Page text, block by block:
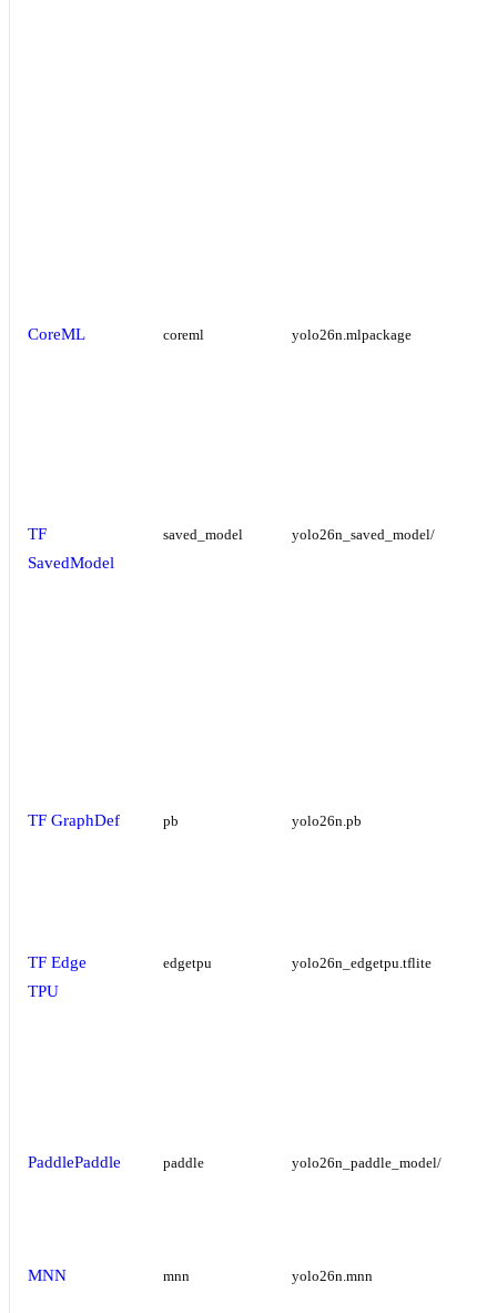
CoreML coreml yolo26n.mlpackage
TF
SavedModel
saved_model yolo26n_saved_model/
TF GraphDef pb yolo26n.pb
TF Edge
TPU
edgetpu yolo26n_edgetpu.tflite
PaddlePaddle paddle yolo26n_paddle_model/
MNN mnn yolo26n.mnn